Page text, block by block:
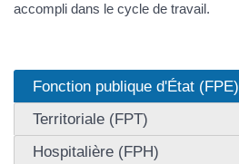
accompli dans le cycle de travail.
Fonction publique d'État (FPE)
Territoriale (FPT)
Hospitalière (FPH)